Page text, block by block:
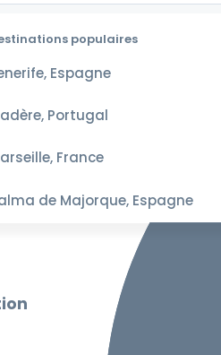
populaires
Espagne
Portugal
France
de Majorque, Espagne
pour